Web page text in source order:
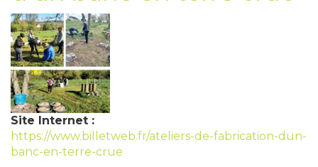
Site Internet :
https://www.billetweb.fr/ateliers-de-fabrication-dun-
banc-en-terre-crue